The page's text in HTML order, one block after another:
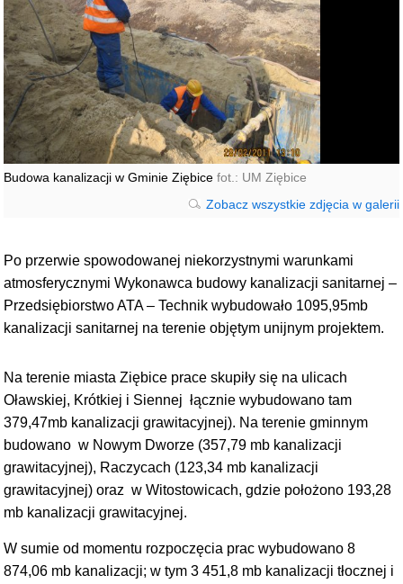
Budowa kanalizacji w Gminie Ziębice fot.: UM Ziębice
Zobacz wszystkie zdjęcia w galerii
Po przerwie spowodowanej niekorzystnymi warunkami
atmosferycznymi Wykonawca budowy kanalizacji sanitarnej –
Przedsiębiorstwo ATA – Technik wybudowało 1095,95mb
kanalizacji sanitarnej na terenie objętym unijnym projektem.
Na terenie miasta Ziębice prace skupiły się na ulicach
Oławskiej, Krótkiej i Siennej łącznie wybudowano tam
379,47mb kanalizacji grawitacyjnej). Na terenie gminnym
budowano w Nowym Dworze (357,79 mb kanalizacji
grawitacyjnej), Raczycach (123,34 mb kanalizacji
grawitacyjnej) oraz w Witostowicach, gdzie położono 193,28
mb kanalizacji grawitacyjnej.
W sumie od momentu rozpoczęcia prac wybudowano 8
874,06 mb kanalizacji; w tym 3 451,8 mb kanalizacji tłocznej i